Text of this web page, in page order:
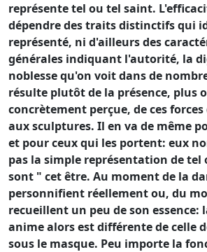
représente tel ou tel saint.
dépendre des traits distinctifs qui
représenté, ni d'ailleurs des
générales indiquant l'autorité, la
noblesse qu'on voit dans de
résulte plutôt de la présence, plus
concrètement perçue, de ces
aux sculptures. Il en va de même
et pour ceux qui les portent: eux
pas la simple représentation de tel
sont " cet être. Au moment de la
personnifient réellement ou, du
recueillent un peu de son
anime alors est différente de celle
sous le masque. Peu importe la